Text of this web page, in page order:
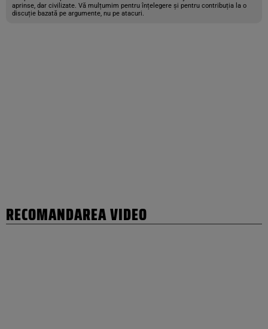
aprinse, dar civilizate. Vă mulțumim pentru înțelegere și pentru contribuția la o
discuție bazată pe argumente, nu pe atacuri.
RECOMANDAREA VIDEO